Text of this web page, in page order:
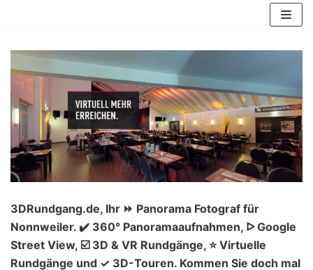
Inhalt
springen
3DRundgang.de, Ihr ⏩ Panorama Fotograf für
Nonnweiler. ✔️ 360° Panoramaaufnahmen, ᐅ Google
Street View, ☑️ 3D & VR Rundgänge, ⭐ Virtuelle
Rundgänge und ✓ 3D-Touren. Kommen Sie doch mal